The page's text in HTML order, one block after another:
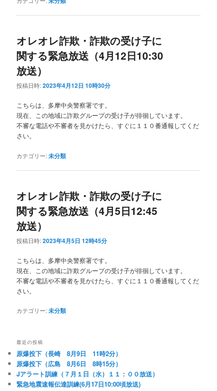
オレオレ詐欺・詐欺の受け子に
関する緊急放送（4月12日10:30
放送）
投稿日時:2023年4月12日 10時30分
こちらは、多摩中央警察署です。
現在、この地域に詐欺グループの受け子が徘徊しています。
不審な電話や不審者を見かけたら、すぐに１１０番通報してくだ
さい。
カテゴリー:未分類
オレオレ詐欺・詐欺の受け子に
関する緊急放送（4月5日12:45
放送）
投稿日時:2023年4月5日 12時45分
こちらは、多摩中央警察署です。
現在、この地域に詐欺グループの受け子が徘徊しています。
不審な電話や不審者を見かけたら、すぐに１１０番通報してくだ
さい。
カテゴリー:未分類
最近の投稿
原爆投下（長崎 8月9日 11時2分）
原爆投下（広島 8月6日 8時15分）
Jアラート訓練（７月１日（水）１１：００放送）
緊急地震速報伝達訓練(6月17日10:00頃放送)